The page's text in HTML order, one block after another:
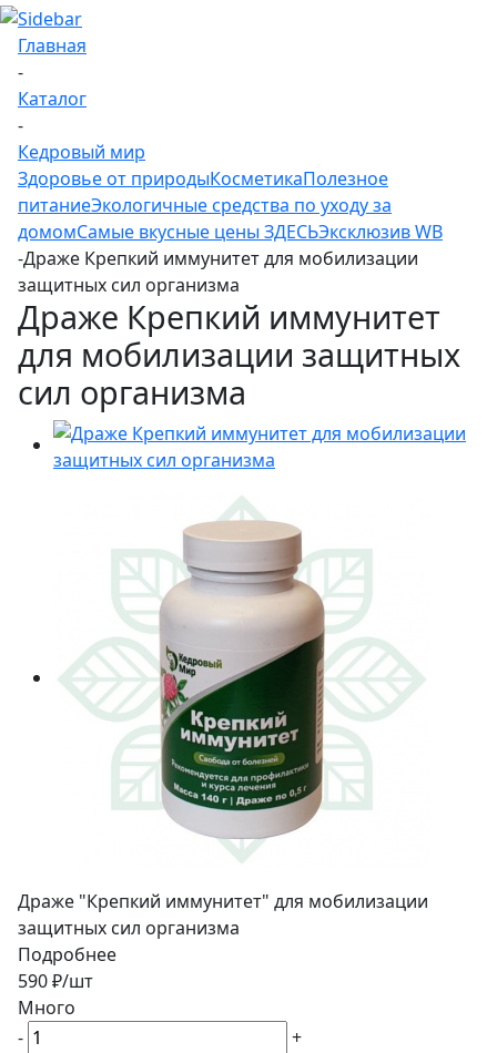
Главная
-
Каталог
-
Кедровый мир
Здоровье от природыКосметикаПолезное
питаниеЭкологичные средства по уходу за
домомСамые вкусные цены ЗДЕСЬЭксклюзив WB
-Драже Крепкий иммунитет для мобилизации
защитных сил организма
Драже Крепкий иммунитет
для мобилизации защитных
сил организма
Драже "Крепкий иммунитет" для мобилизации
защитных сил организма
Подробнее
590₽/шт
Много
-
+